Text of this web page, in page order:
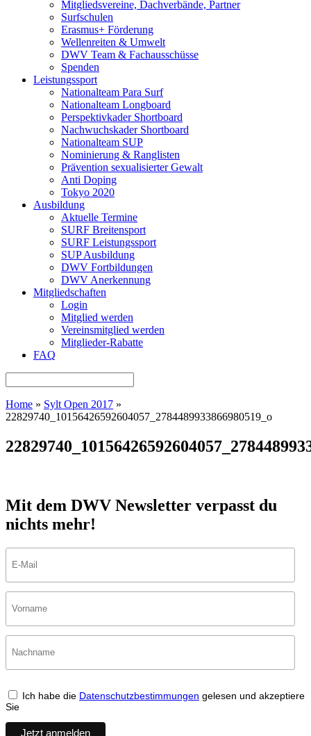
Mitgliedsvereine, Dachverbände, Partner
Surfschulen
Erasmus+ Förderung
Wellenreiten & Umwelt
DWV Team & Fachausschüsse
Spenden
Leistungssport
Nationalteam Para Surf
Nationalteam Longboard
Perspektivkader Shortboard
Nachwuchskader Shortboard
Nationalteam SUP
Nominierung & Ranglisten
Prävention sexualisierter Gewalt
Anti Doping
Tokyo 2020
Ausbildung
Aktuelle Termine
SURF Breitensport
SURF Leistungssport
SUP Ausbildung
DWV Fortbildungen
DWV Anerkennung
Mitgliedschaften
Login
Mitglied werden
Vereinsmitglied werden
Mitglieder-Rabatte
FAQ
Home » Sylt Open 2017 »
22829740_10156426592604057_2784489933866980519_o
Mit dem DWV Newsletter verpasst du
nichts mehr!
Ich habe die Datenschutzbestimmungen gelesen und akzeptiere
Sie